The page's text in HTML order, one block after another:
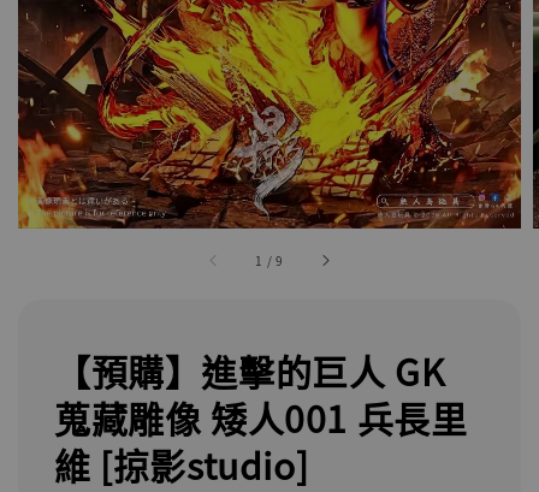
1 /9
【預購】進擊的巨人 GK
蒐藏雕像 矮人001 兵長里
維 [掠影studio]